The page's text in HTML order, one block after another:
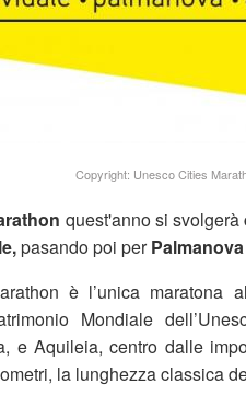
Copyright: Unesco Cities
quest'anno si svolgerà
pasando poi per
è l’unica
Mondiale
e Aquileia, centro dalle
la lunghezza classica